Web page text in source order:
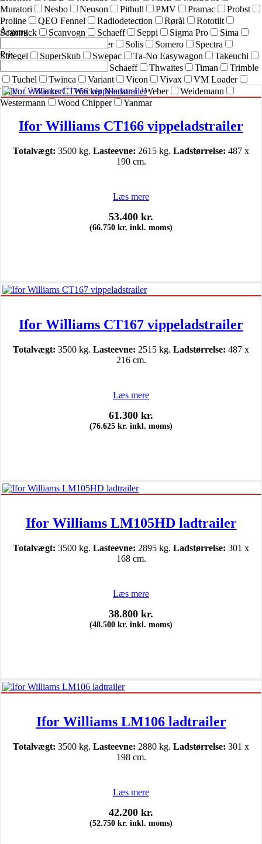
Muratori
Nesbo Neuson Pitbull PMV Pramac
Probst
Proline
QEO Fennel Radiodetection Rørål
Rototilt
Scantruck
Scanvogn Schaeff Seppi Sigma Pro
Sima
sneskraber Solis Somero
Spectra
Striegel
SuperSkub Swepac Ta-No Easywagon
Takeuchi
Terex Schaeff Thwaites Timan
Trimble
Tuchel
Twinca Variant Vicon Vivax
VM Loader
Volvo
Wacker Wacker Neuson Weber
Weidemann
Westermann
Wood Chipper Yanmar
Årgang
Pris
Ifor Williams CT166 vippeladstrailer
Totalvægt: 3500 kg. Lasteevne: 2615 kg. Ladstørrelse: 487 x
190 cm.
Læs mere
53.400 kr.
(66.750 kr. inkl. moms)
Ifor Williams CT167 vippeladstrailer
Totalvægt: 3500 kg. Lasteevne: 2515 kg. Ladstørrelse: 487 x
216 cm.
Læs mere
61.300 kr.
(76.625 kr. inkl. moms)
Ifor Williams LM105HD ladtrailer
Totalvægt: 3500 kg. Lasteevne: 2895 kg. Ladstørrelse: 301 x
168 cm.
Læs mere
38.800 kr.
(48.500 kr. inkl. moms)
Ifor Williams LM106 ladtrailer
Totalvægt: 3500 kg. Lasteevne: 2880 kg. Ladstørrelse: 301 x
198 cm.
Læs mere
42.200 kr.
(52.750 kr. inkl. moms)